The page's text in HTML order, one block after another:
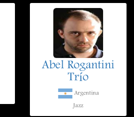
Abel Rogantini
Trío
Argentina
Jazz